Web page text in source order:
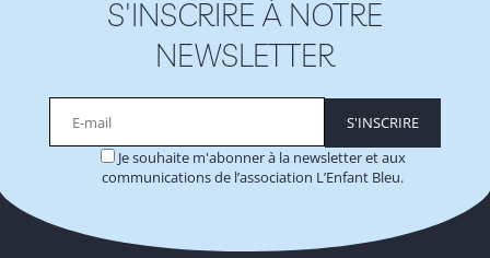
S'INSCRIRE À NOTRE
NEWSLETTER
Je souhaite m'abonner à la newsletter et aux
communications de l’association L’Enfant Bleu.